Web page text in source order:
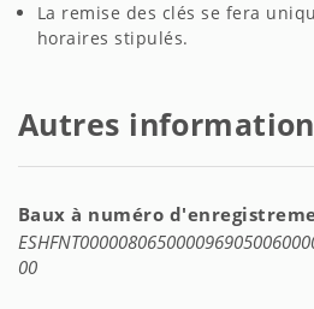
La remise des clés se fera
horaires stipulés.
Autres
Baux à numéro
00